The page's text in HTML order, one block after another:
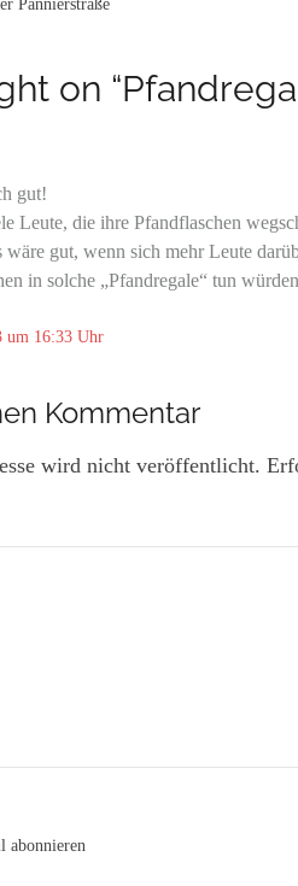
Pannierstraße
on “
um 16:33 Uhr
gut!
Leute, die ihre Pfandflaschen
gut, wenn sich mehr Leute
in solche „Pfandregale“ tun
Kommentar
wird nicht veröffentlicht.
abonnieren